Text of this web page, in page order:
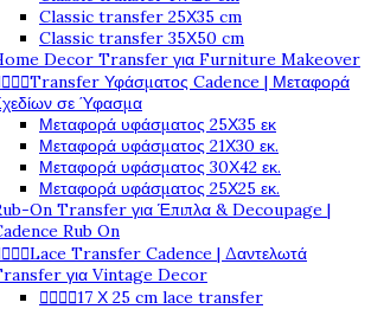
Classic transfer 25Χ35 cm
Classic transfer 35Χ50 cm
Decor Transfer για Furniture Makeover
Transfer Υφάσματος Cadence | Μεταφορά
σε Ύφασμα
Μεταφορά υφάσματος 25Χ35 εκ
Μεταφορά υφάσματος 21Χ30 εκ.
Μεταφορά υφάσματος 30Χ42 εκ.
Μεταφορά υφάσματος 25Χ25 εκ.
On Transfer για Έπιπλα & Decoupage |
Rub On
Lace Transfer Cadence | Δαντελωτά
για Vintage Decor
17 Χ 25 cm lace transfer